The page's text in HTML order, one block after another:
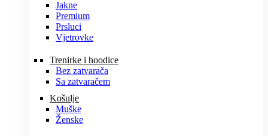
Jakne
Premium
Prsluci
Vjetrovke
Trenirke i hoodice
Bez zatvarača
Sa zatvaračem
Košulje
Muške
Ženske